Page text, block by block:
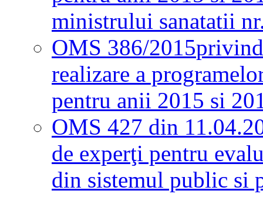
ministrului sanatatii
OMS 386/2015
realizare a
pentru anii 2015 si
OMS 427 din
de experţi pentru
din sistemul public si